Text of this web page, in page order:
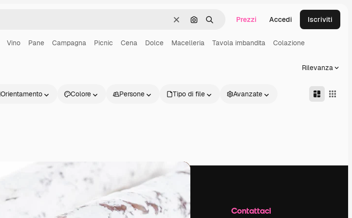
CancellaCerca per immagine
Ricerca Prezzi Accedi Iscriviti
Vino Pane Campagna Picnic Cena Dolce Macelleria Tavola imbandita Colazione
Rilevanza
Orientamento Colore Persone Tipo di file Avanzate
Inizia Azienda Contattaci